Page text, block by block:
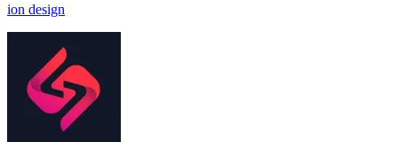
ion design